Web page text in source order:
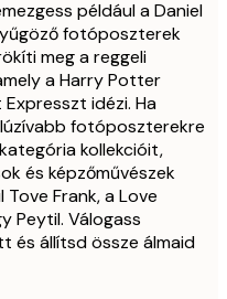
például a Daniel
fotóposzterek
meg a reggeli
a Harry Potter
idézi. Ha
fotóposzterekre
kollekcióit,
és képzőművészek
Frank, a Love
Peytil. Válogass
és állítsd össze álmaid